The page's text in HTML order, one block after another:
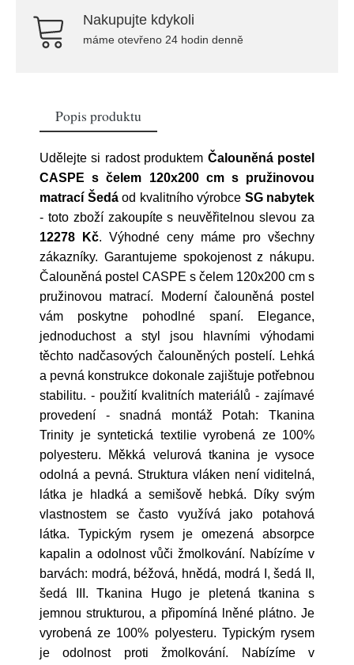
Nakupujte kdykoli
máme otevřeno 24 hodin denně
Popis produktu
Udělejte si radost produktem Čalouněná postel
CASPE s čelem 120x200 cm s pružinovou
matrací Šedáod kvalitního výrobce SG nabytek
- toto zboží zakoupíte s neuvěřitelnou slevou za
12278 Kč. Výhodné ceny máme pro všechny
zákazníky. Garantujeme spokojenost z nákupu.
Čalouněná postel CASPE s čelem 120x200 cm s
pružinovou matrací. Moderní čalouněná postel
vám poskytne pohodlné spaní. Elegance,
jednoduchost a styl jsou hlavními výhodami
těchto nadčasových čalouněných postelí. Lehká
a pevná konstrukce dokonale zajištuje potřebnou
stabilitu. - použití kvalitních materiálů - zajímavé
provedení - snadná montáž Potah: Tkanina
Trinity je syntetická textilie vyrobená ze 100%
polyesteru. Měkká velurová tkanina je vysoce
odolná a pevná. Struktura vláken není viditelná,
látka je hladká a semišově hebká. Díky svým
vlastnostem se často využívá jako potahová
látka. Typickým rysem je omezená absorpce
kapalin a odolnost vůči žmolkování. Nabízíme v
barvách: modrá, béžová, hnědá, modrá I, šedá II,
šedá III. Tkanina Hugo je pletená tkanina s
jemnou strukturou, a připomíná lněné plátno. Je
vyrobená ze 100% polyesteru. Typickým rysem
je odolnost proti žmolkování. Nabízíme v